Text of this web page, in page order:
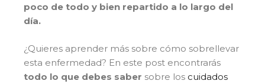
poco de todo y bien repartido a lo largo del
día.
¿Quieres aprender más sobre cómo sobrellevar
esta enfermedad? En este post encontrarás
todo lo que debes saber sobre los cuidados